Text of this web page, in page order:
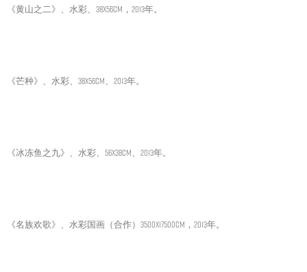
《黄山之二》、水彩、38X56CM，2013年。
《芒种》、水彩、38X56CM、2013年。
《冰冻鱼之九》、水彩、56X38CM、2013年。
《名族欢歌》、水彩国画（合作）3500x17500cm，2013年。